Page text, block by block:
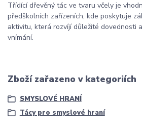
Třídící dřevěný tác ve tvaru včely je
předškolních zařízeních, kde poskytuje
aktivitu, která rozvíjí důležité dovednosti
vnímání.
Zboží zařazeno v kategoriích
SMYSLOVÉ HRANÍ
Tácy pro smyslové hraní